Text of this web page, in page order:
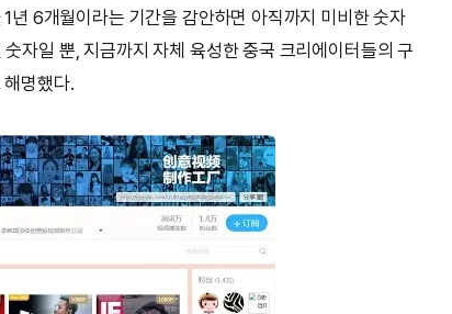
6개월이라는 기간을 감안하면 아직까지 미비한 숫자
자일 뿐, 지금까지 자체 육성한 중국 크리에이터들의 구
명했다.